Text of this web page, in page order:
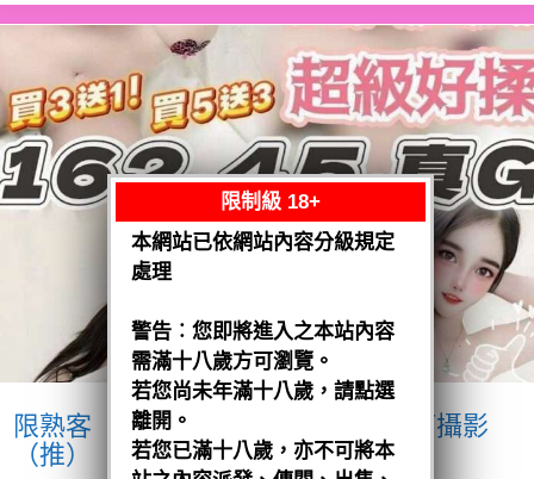
限熟客【沙鹿】優格
越南$3200.可攝影
（推）
限制級 18+
本網站已依網站內容分級規定
處理
警告︰您即將進入之本站內容
需滿十八歲方可瀏覽。
若您尚未年滿十八歲，請點選
離開。
若您已滿十八歲，亦不可將本